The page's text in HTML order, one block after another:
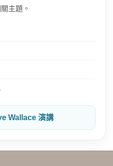
主題。
Wallace 演講